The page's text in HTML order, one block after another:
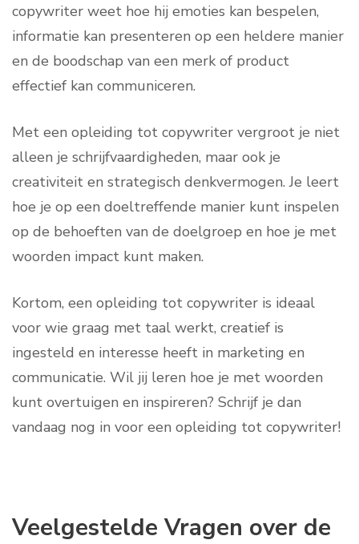
copywriter weet hoe hij emoties kan bespelen,
informatie kan presenteren op een heldere manier
en de boodschap van een merk of product
effectief kan communiceren.
Met een opleiding tot copywriter vergroot je niet
alleen je schrijfvaardigheden, maar ook je
creativiteit en strategisch denkvermogen. Je leert
hoe je op een doeltreffende manier kunt inspelen
op de behoeften van de doelgroep en hoe je met
woorden impact kunt maken.
Kortom, een opleiding tot copywriter is ideaal
voor wie graag met taal werkt, creatief is
ingesteld en interesse heeft in marketing en
communicatie. Wil jij leren hoe je met woorden
kunt overtuigen en inspireren? Schrijf je dan
vandaag nog in voor een opleiding tot copywriter!
Veelgestelde Vragen over de